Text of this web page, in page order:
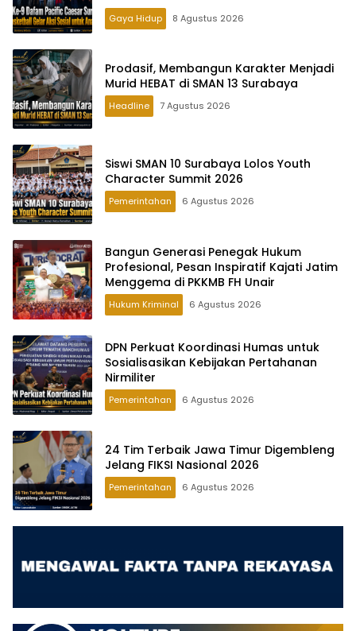
Gaya Hidup 8 Agustus 2026
Prodasif, Membangun Karakter Menjadi
Murid HEBAT di SMAN 13 Surabaya
Headline 7 Agustus 2026
Siswi SMAN 10 Surabaya Lolos Youth
Character Summit 2026
Pemerintahan 6 Agustus 2026
Bangun Generasi Penegak Hukum
Profesional, Pesan Inspiratif Kajati Jatim
Menggema di PKKMB FH Unair
Hukum Kriminal 6 Agustus 2026
DPN Perkuat Koordinasi Humas untuk
Sosialisasikan Kebijakan Pertahanan
Nirmiliter
Pemerintahan 6 Agustus 2026
24 Tim Terbaik Jawa Timur Digembleng
Jelang FIKSI Nasional 2026
Pemerintahan 6 Agustus 2026